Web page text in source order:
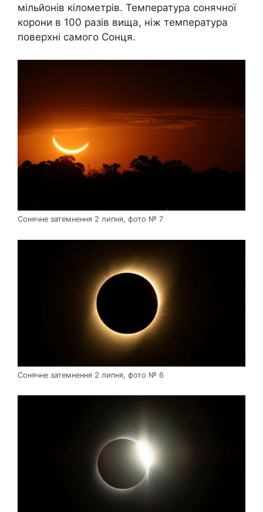
мільйонів кілометрів. Температура сонячної
корони в 100 разів вища, ніж температура
поверхні самого Сонця.
Сонячне затемнення 2 липня, фото № 7
Сонячне затемнення 2 липня, фото № 6